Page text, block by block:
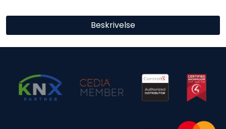
Beskrivelse